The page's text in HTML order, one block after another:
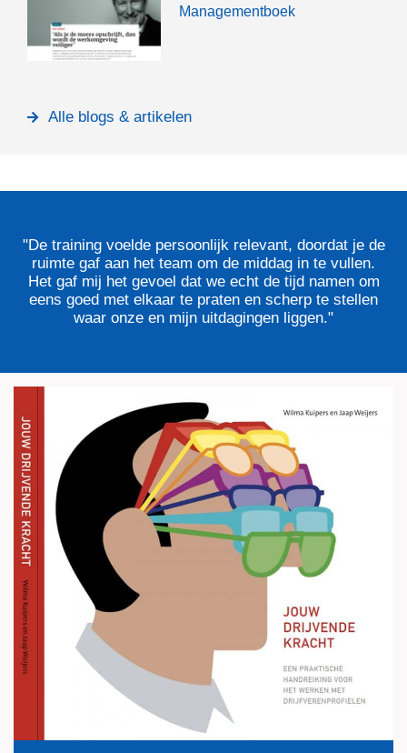
Managementboek
Alle blogs & artikelen
"De training voelde persoonlijk relevant, doordat je de
ruimte gaf aan het team om de middag in te vullen.
Het gaf mij het gevoel dat we echt de tijd namen om
eens goed met elkaar te praten en scherp te stellen
waar onze en mijn uitdagingen liggen."